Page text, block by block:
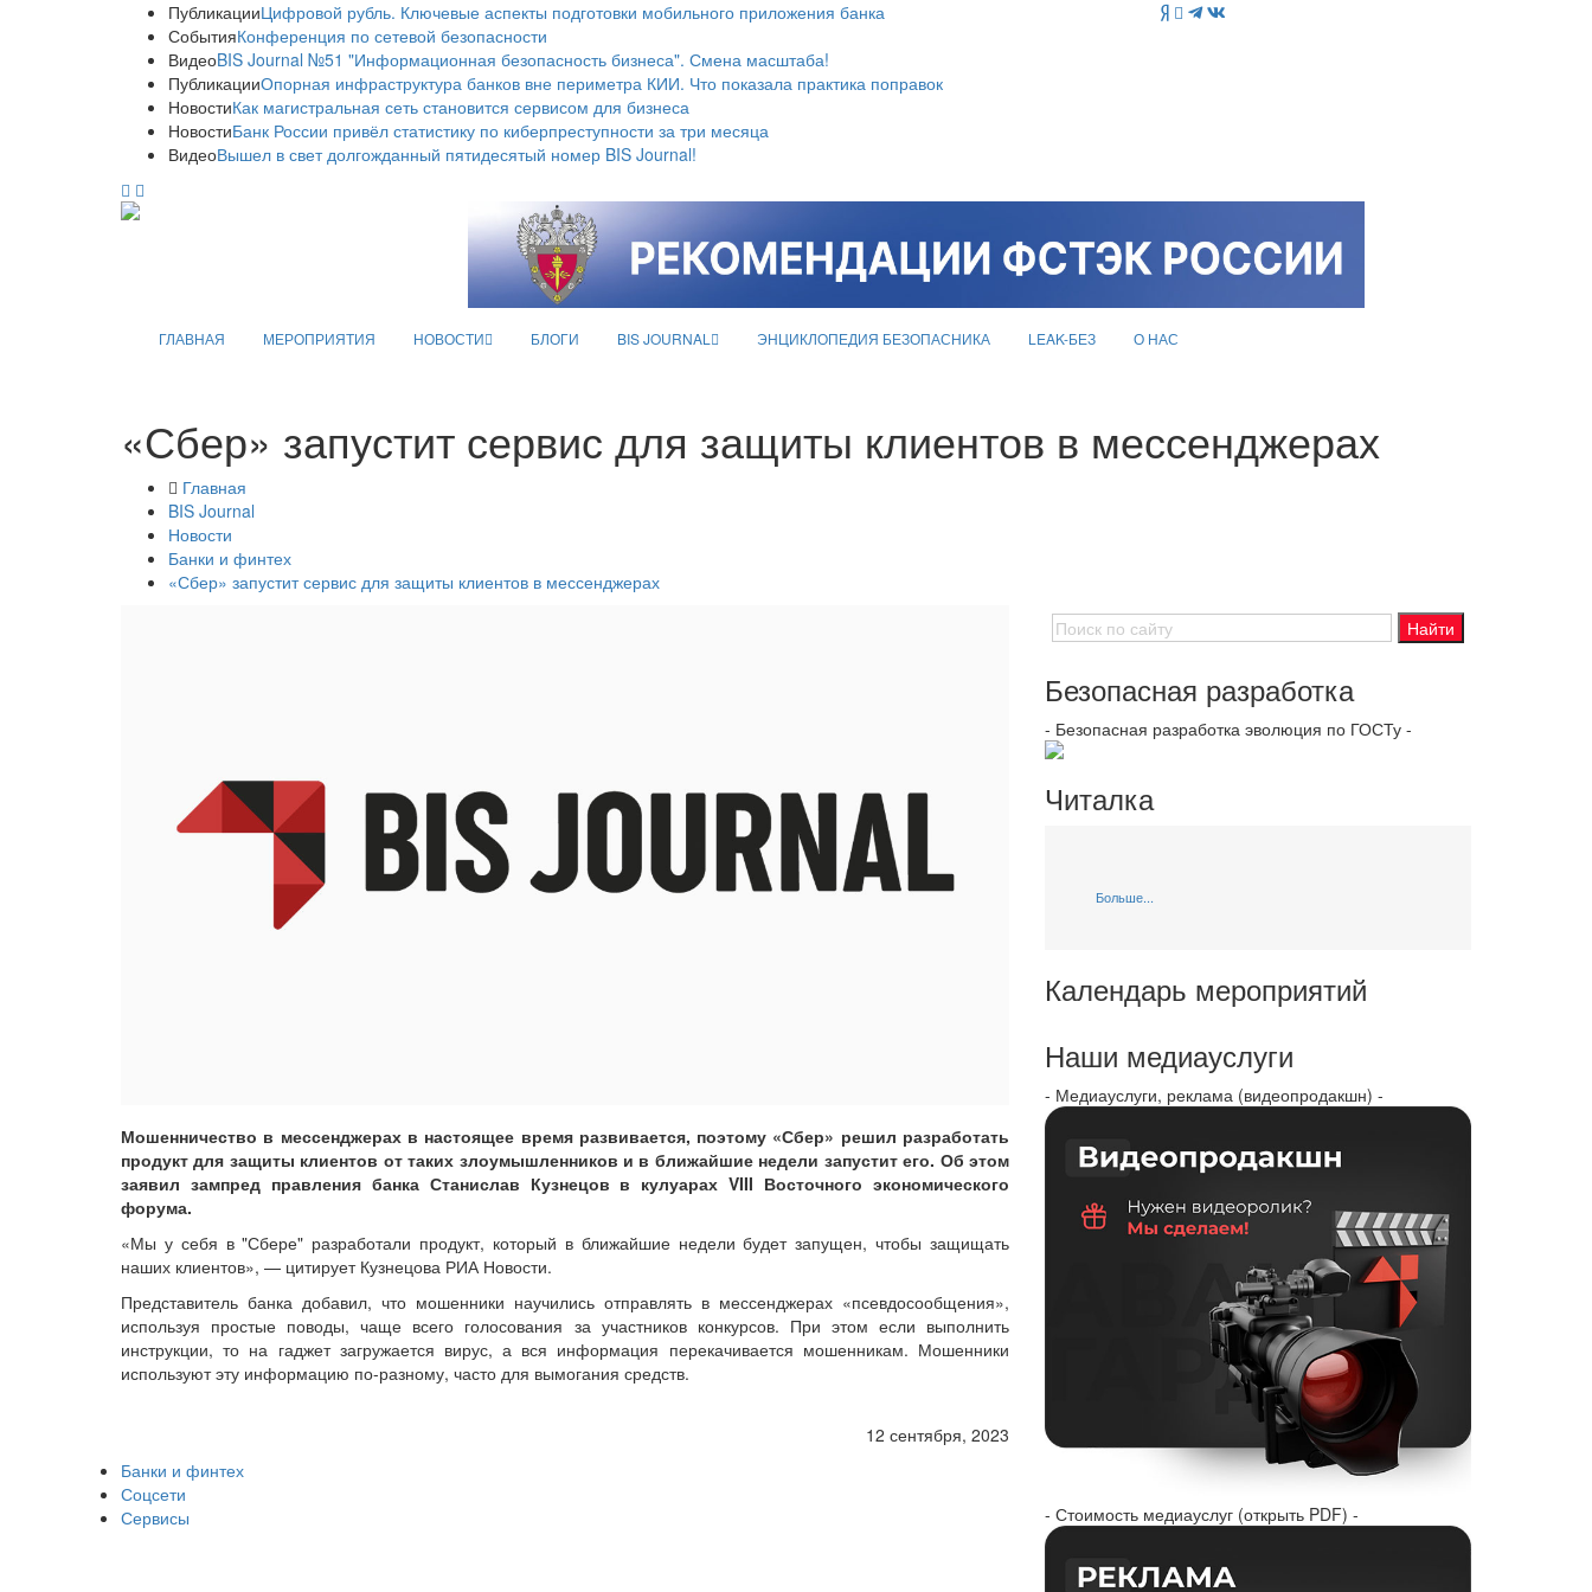
ПубликацииЦифровой рубль. Ключевые аспекты подготовки мобильного приложения банка
СобытияКонференция по сетевой безопасности
ВидеоBIS Journal №51 "Информационная безопасность бизнеса". Смена масштаба!
ПубликацииОпорная инфраструктура банков вне периметра КИИ. Что показала практика поправок
НовостиКак магистральная сеть становится сервисом для бизнеса
НовостиБанк России привёл статистику по киберпреступности за три месяца
ВидеоВышел в свет долгожданный пятидесятый номер BIS Journal!
ГЛАВНАЯ МЕРОПРИЯТИЯ НОВОСТИ БЛОГИ BIS JOURNAL ЭНЦИКЛОПЕДИЯ БЕЗОПАСНИКА LEAK-БЕЗ О НАС
«Сбер» запустит сервис для защиты клиентов в мессенджерах
Главная
BIS Journal
Новости
Банки и финтех
«Сбер» запустит сервис для защиты клиентов в мессенджерах
Мошенничество в мессенджерах в настоящее время развивается, поэтому «Сбер» решил разработать
продукт для защиты клиентов от таких злоумышленников и в ближайшие недели запустит его. Об этом
заявил зампред правления банка Станислав Кузнецов в кулуарах VIII Восточного экономического
форума.
«Мы у себя в "Сбере" разработали продукт, который в ближайшие недели будет запущен, чтобы защищать
наших клиентов», — цитирует Кузнецова РИА Новости.
Представитель банка добавил, что мошенники научились отправлять в мессенджерах «псевдосообщения»,
используя простые поводы, чаще всего голосования за участников конкурсов. При этом если выполнить
инструкции, то на гаджет загружается вирус, а вся информация перекачивается мошенникам. Мошенники
используют эту информацию по-разному, часто для вымогания средств.
12 сентября, 2023
Банки и финтех
Соцсети
Сервисы
Безопасная разработка
- Безопасная разработка эволюция по ГОСТу -
Читалка
Больше...
Календарь мероприятий
Наши медиауслуги
- Медиауслуги, реклама (видеопродакшн) -
- Стоимость медиауслуг (открыть PDF) -